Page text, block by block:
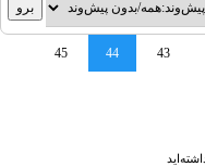
43
44
45